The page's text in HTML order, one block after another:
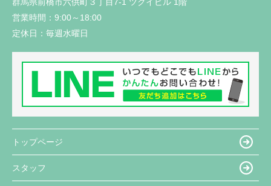
群馬県前橋市六供町３丁目7-1 ツクイビル 1階
営業時間： 9:00～18:00
定休日： 毎週水曜日
トップページ
スタッフ